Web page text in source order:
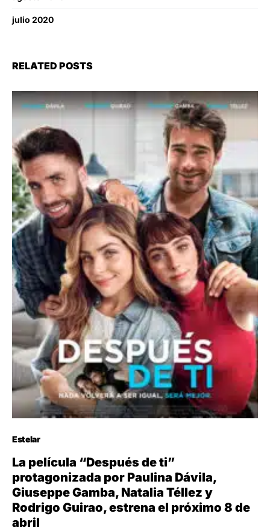
julio 2020
RELATED POSTS
Estelar
La película “Después de ti”
protagonizada por Paulina Dávila,
Giuseppe Gamba, Natalia Téllez y
Rodrigo Guirao, estrena el próximo 8 de
abril